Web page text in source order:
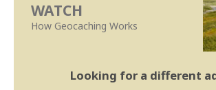
WATCH
How Geocaching Works
Looking for a different